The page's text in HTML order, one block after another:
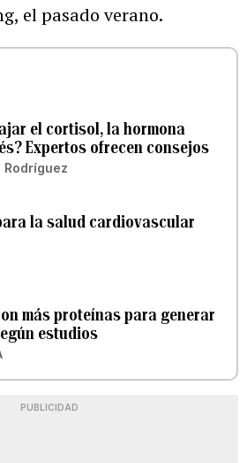
el pasado verano.
el cortisol, la hormona
Expertos ofrecen consejos
la salud cardiovascular
más proteínas para generar
estudios
PUBLICIDAD